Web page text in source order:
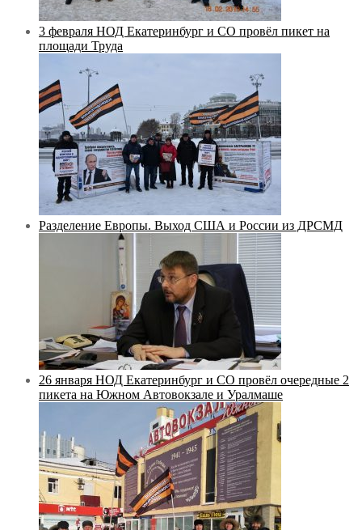
3 февраля НОД Екатеринбург и СО провёл пикет на
площади Труда
Разделение Европы. Выход США и России из ДРСМД
26 января НОД Екатеринбург и СО провёл очередные 2
пикета на Южном Автовокзале и Уралмаше